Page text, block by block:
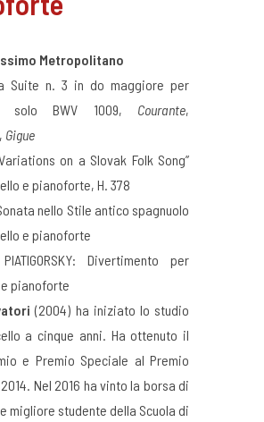
Metropolitano
Suite n. 3 in do maggiore per
solo BWV 1009, Courante,
, Gigue
on a Slovak Folk Song”
e pianoforte, H. 378
nello Stile antico spagnuolo
e pianoforte
Divertimento per
pianoforte
(2004) ha iniziato lo studio
a cinque anni. Ha ottenuto il
e Premio Speciale al Premio
Nel 2016 ha vinto la borsa di
migliore studente della Scuola di